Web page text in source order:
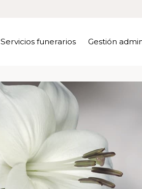
Servicios funerarios Gestión